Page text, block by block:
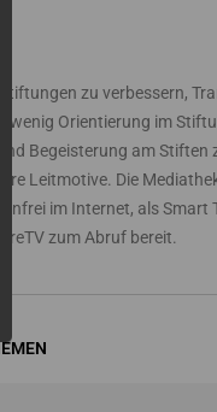
zu verbessern,
wenig Orientierung im
Begeisterung am Stiften
Leitmotive. Die
im Internet, als Smart
zum Abruf bereit.